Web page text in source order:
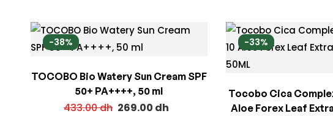
-38%
TOCOBO Bio Watery Sun Cream SPF
50+ PA++++, 50 ml
433.00dh 269.00 dh
-33%
Tocobo Cica
Aloe Forex Leaf